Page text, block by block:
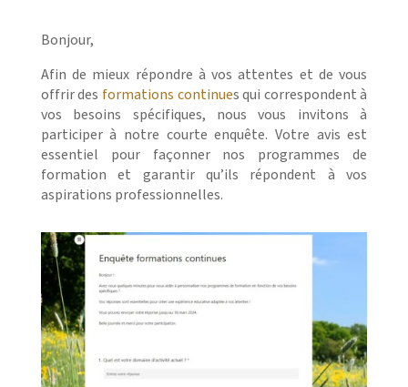
Bonjour,
Afin de mieux répondre à vos attentes et de vous
offrir des formations continues qui correspondent à
vos besoins spécifiques, nous vous invitons à
participer à notre courte enquête. Votre avis est
essentiel pour façonner nos programmes de
formation et garantir qu’ils répondent à vos
aspirations professionnelles.